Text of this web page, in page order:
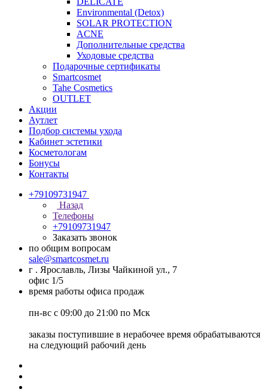
Environmental (Detox)
SOLAR PROTECTION
АCNE
Дополнительные средства
Уходовые средства
Подарочные сертификаты
Smartcosmet
Tahe Cosmetics
OUTLET
Акции
Аутлет
Подбор системы ухода
Кабинет эстетики
Косметологам
Бонусы
Контакты
+79109731947
Назад
Телефоны
+79109731947
Заказать звонок
по общим вопросам
sale@smartcosmet.ru
г . Ярославль, Лизы Чайкиной ул., 7
офис 1/5
время работы офиса продаж
пн-вс с 09:00 до 21:00 по Мск
заказы поступившие в нерабочее время обрабатываются
на следующий рабочий день